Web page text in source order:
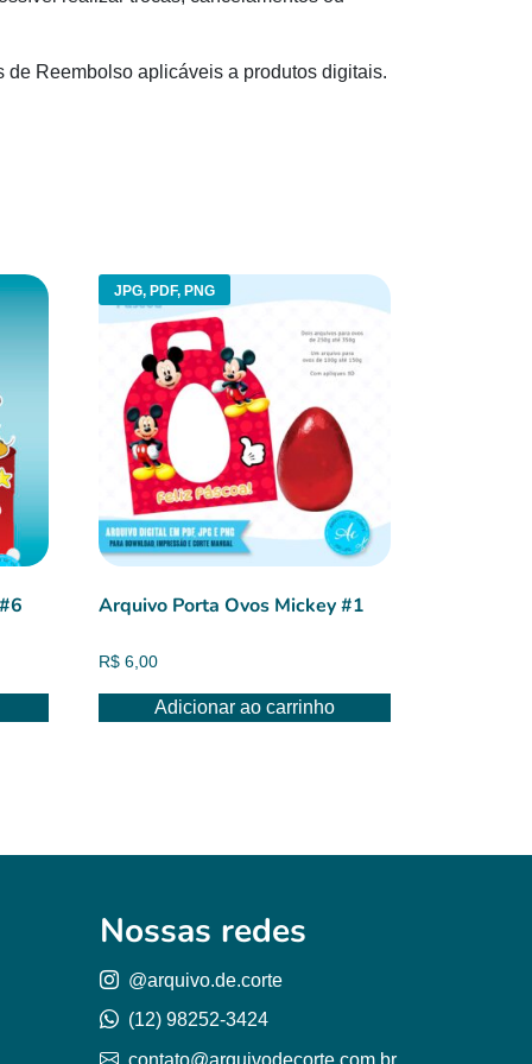
de Reembolso aplicáveis a produtos digitais.
JPG, PDF, PNG
Arquivo Porta Ovos Mickey #1
R$ 6,00
Adicionar ao carrinho
Nossas redes
@arquivo.de.corte
(12) 98252-3424
contato@arquivodecorte.com.br